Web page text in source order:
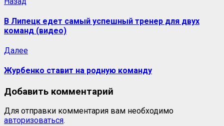
записи
В Липецк едет самый успешный тренер для двух
команд (видео)
ДалееСледующая
Журбенко ставит на родную команду
Добавить комментарий
Для отправки комментария вам необходимо
авторизоваться.